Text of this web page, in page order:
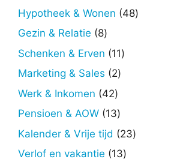
producten
Hypotheek & Wonen 4848
Gezin & Relatie 88
producten
Schenken & Erven 1111
Marketing & Sales 22
Werk & Inkomen 4242
producten
Pensioen & AOW 1313
producten
Kalender & Vrije tijd 2323
Verlof en vakantie 1313